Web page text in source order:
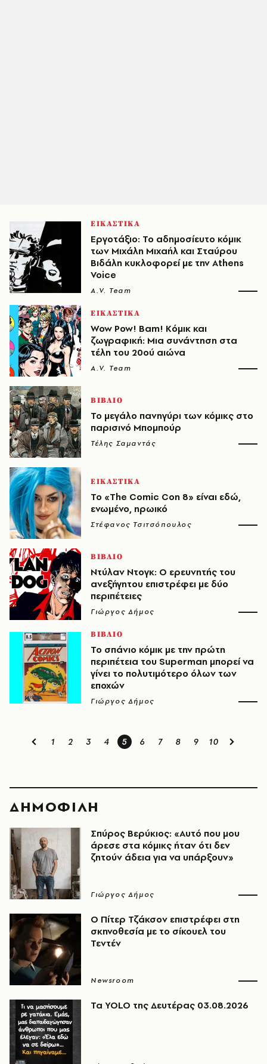
ΕΙΚΑΣΤΙΚΑ
Εργοτάξιο: Το αδημοσίευτο κόμικ
των Μιχάλη Μιχαήλ και Σταύρου
Βιδάλη κυκλοφορεί με την Athens
Voice
A.V. Team
ΕΙΚΑΣΤΙΚΑ
Wow Pow! Bam! Κόμικ και
ζωγραφική: Μια συνάντηση στα
τέλη του 20ού αιώνα
A.V. Team
ΒΙΒΛΙΟ
Το μεγάλο πανηγύρι των κόμικς στο
παρισινό Μπομπούρ
Τέλης Σαμαντάς
ΕΙΚΑΣΤΙΚΑ
Το «The Comic Con 8» είναι εδώ,
ενωμένο, ηρωικό
Στέφανος Τσιτσόπουλος
ΒΙΒΛΙΟ
Ντύλαν Ντογκ: Ο ερευνητής του
ανεξήγητου επιστρέφει με δύο
περιπέτειες
Γιώργος Δήμος
ΒΙΒΛΙΟ
Το σπάνιο κόμικ με την πρώτη
περιπέτεια του Superman μπορεί να
γίνει το πολυτιμότερο όλων των
εποχών
Γιώργος Δήμος
1 2 3 4 5 6 7 8 9 10
ΔΗΜΟΦΙΛΗ
Σπύρος Βερύκιος: «Αυτό που μου
άρεσε στα κόμικς ήταν ότι δεν
ζητούν άδεια για να υπάρξουν»
Γιώργος Δήμος
Ο Πίτερ Τζάκσον επιστρέφει στη
σκηνοθεσία με το σίκουελ του
Τεντέν
Newsroom
Τα YOLO της Δευτέρας 03.08.2026